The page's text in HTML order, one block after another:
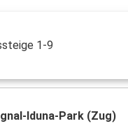
1-9
Iduna-Park (Zug)